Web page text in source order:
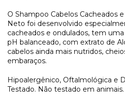
O Shampoo Cabelos Cacheados
Neto foi desenvolvido
cacheados e ondulados, tem
pH balanceado, com extrato de
cabelos ainda mais nutridos,
embaraços.
Hipoalergênico, Oftalmológica e
Testado. Não testado em animais.